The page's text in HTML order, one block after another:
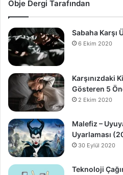
Obje Dergi Tarafından
Sabaha Karşı
6 Ekim 2020
Karşınızdaki
Gösteren 5
2 Ekim 2020
Malefiz –
Uyarlaması
30 Eylül 2020
Teknoloji